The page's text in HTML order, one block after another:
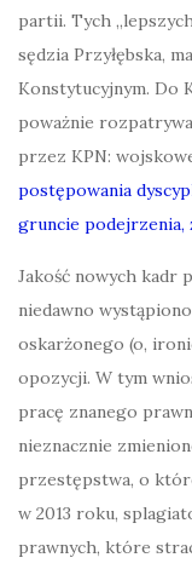
partii. Tych
sędzia Przyłębska,
Konstytucyjnym. Do
poważnie
przez KPN:
postępowania
gruncie podejrzenia,
Jakość nowych kadr
niedawno
oskarżonego (o,
opozycji. W tym
pracę znanego
nieznacznie
przestępstwa, o
w 2013 roku,
prawnych, które